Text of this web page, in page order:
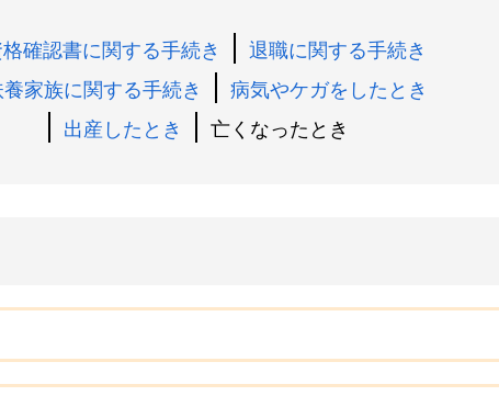
確認書に関する手続き
退職に関する手続き
家族に関する手続き
病気やケガをしたとき
出産したとき
亡くなったとき